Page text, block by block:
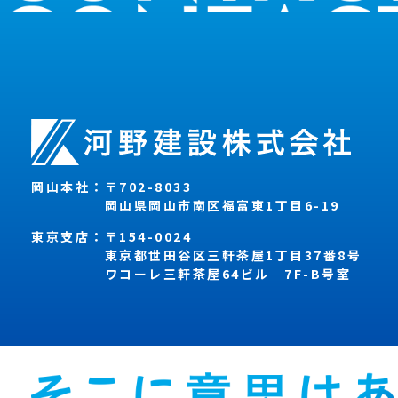
岡山本社： 〒702-8033
岡山県岡山市南区福富東1丁目6-19
東京支店： 〒154-0024
東京都世田谷区三軒茶屋1丁目37番8号
ワコーレ三軒茶屋64ビル 7F-B号室